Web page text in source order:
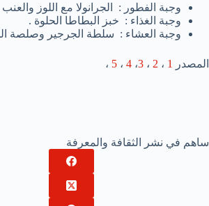
وجبة الفطور : الجرانولا مع اللوز والعنب
وجبة الغذاء : خبز البطاطا الحلوة .
وجبة العشاء : سلطة الجرجير وصلصة
المصدر 1 ، 2 ، 3، 4 ، 5 ،
ساهم في نشر الثقافة والمعرفة